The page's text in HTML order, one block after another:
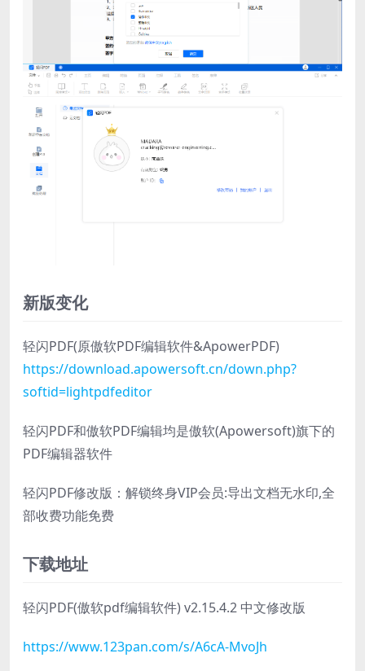
新版变化
轻闪PDF(原傲软PDF编辑软件&ApowerPDF)
https://download.apowersoft.cn/down.php?
softid=lightpdfeditor
轻闪PDF和傲软PDF编辑均是傲软(Apowersoft)旗下的
PDF编辑器软件
轻闪PDF修改版：解锁终身VIP会员:导出文档无水印,全
部收费功能免费
下载地址
轻闪PDF(傲软pdf编辑软件) v2.15.4.2 中文修改版
https://www.123pan.com/s/A6cA-MvoJh